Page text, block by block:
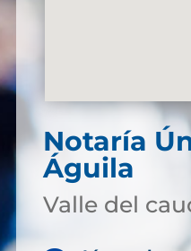
Notaría
Águila
Valle del